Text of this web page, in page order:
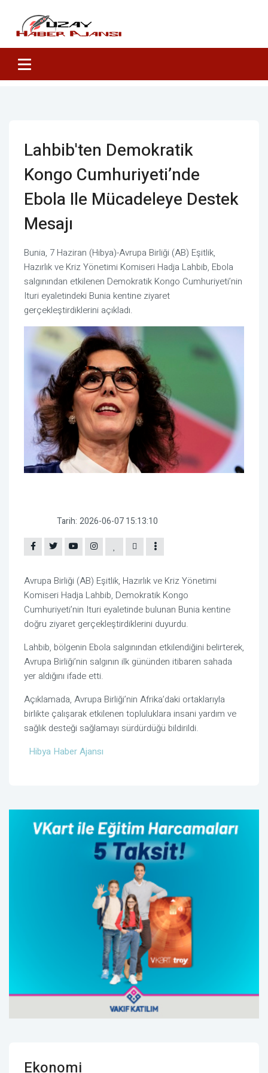
Lahbib'ten Demokratik
Kongo Cumhuriyeti’nde
Ebola Ile Mücadeleye Destek
Mesajı
Bunia, 7 Haziran (Hibya)-Avrupa Birliği (AB) Eşitlik,
Hazırlık ve Kriz Yönetimi Komiseri Hadja Lahbib, Ebola
salgınından etkilenen Demokratik Kongo Cumhuriyeti’nin
Ituri eyaletindeki Bunia kentine ziyaret
gerçekleştirdiklerini açıkladı.
Tarih: 2026-06-07 15:13:10
Avrupa Birliği (AB) Eşitlik, Hazırlık ve Kriz Yönetimi
Komiseri Hadja Lahbib, Demokratik Kongo
Cumhuriyeti’nin Ituri eyaletinde bulunan Bunia kentine
doğru ziyaret gerçekleştirdiklerini duyurdu.
Lahbib, bölgenin Ebola salgınından etkilendiğini belirterek,
Avrupa Birliği’nin salgının ilk gününden itibaren sahada
yer aldığını ifade etti.
Açıklamada, Avrupa Birliği’nin Afrika’daki ortaklarıyla
birlikte çalışarak etkilenen topluluklara insani yardım ve
sağlık desteği sağlamayı sürdürdüğü bildirildi.
Hibya Haber Ajansı
Ekonomi